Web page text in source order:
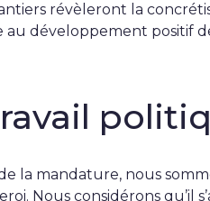
révèleront la
au développement positif
la mandature, nous
Nous considérons qu’il